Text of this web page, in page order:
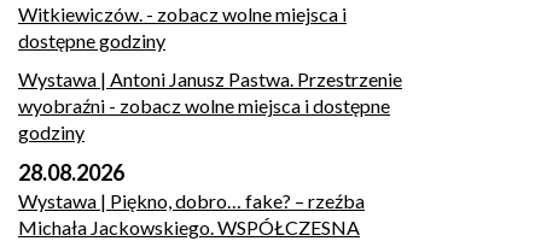
Witkiewiczów. - zobacz wolne miejsca i
dostępne godziny
Wystawa | Antoni Janusz Pastwa. Przestrzenie
wyobraźni - zobacz wolne miejsca i dostępne
godziny
28.08.2026
Wystawa | Piękno, dobro… fake? – rzeźba
Michała Jackowskiego. WSPÓŁCZESNA